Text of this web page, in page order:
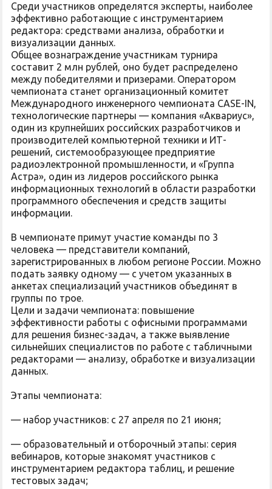
Среди участников определятся эксперты, наиболее
эффективно работающие с инструментарием
редактора: средствами анализа, обработки и
визуализации данных.
Общее вознаграждение участникам турнира
составит 2 млн рублей, оно будет распределено
между победителями и призерами. Оператором
чемпионата станет организационный комитет
Международного инженерного чемпионата CASE-IN,
технологические партнеры — компания «Аквариус»,
один из крупнейших российских разработчиков и
производителей компьютерной техники и ИТ-
решений, системообразующее предприятие
радиоэлектронной промышленности, и «Группа
Астра», один из лидеров российского рынка
информационных технологий в области разработки
программного обеспечения и средств защиты
информации.
В чемпионате примут участие команды по 3
человека — представители компаний,
зарегистрированных в любом регионе России. Можно
подать заявку одному — с учетом указанных в
анкетах специализаций участников объединят в
группы по трое.
Цели и задачи чемпионата: повышение
эффективности работы с офисными программами
для решения бизнес-задач, а также выявление
сильнейших специалистов по работе с табличными
редакторами — анализу, обработке и визуализации
данных.
Этапы чемпионата:
— набор участников: с 27 апреля по 21 июня;
— образовательный и отборочный этапы: серия
вебинаров, которые знакомят участников с
инструментарием редактора таблиц, и решение
тестовых задач;